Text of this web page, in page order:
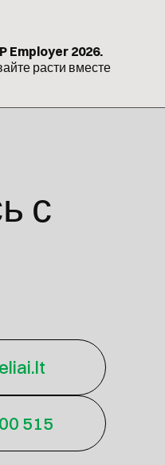
Employer 2026.
расти вместе
с
515